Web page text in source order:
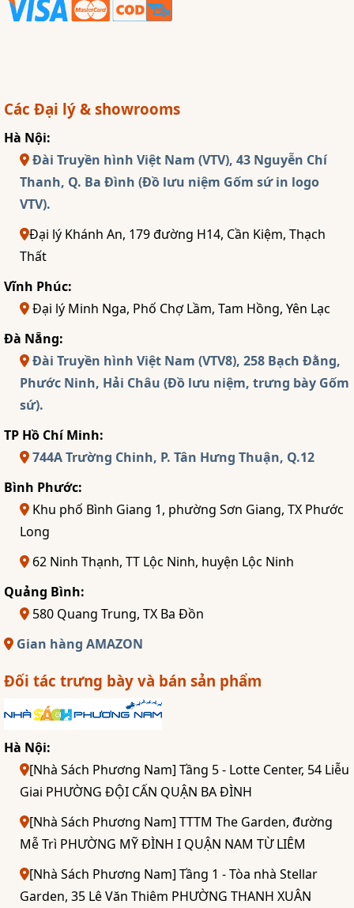
Các Đại lý & showrooms
Hà Nội:
Đài Truyền hình Việt Nam (VTV), 43 Nguyễn Chí
Thanh, Q. Ba Đình (Đồ lưu niệm Gốm sứ in logo
VTV).
Đại lý Khánh An, 179 đường H14, Cần Kiệm, Thạch
Thất
Vĩnh Phúc:
Đại lý Minh Nga, Phố Chợ Lầm, Tam Hồng, Yên Lạc
Đà Nẵng:
Đài Truyền hình Việt Nam (VTV8), 258 Bạch Đằng,
Phước Ninh, Hải Châu (Đồ lưu niệm, trưng bày Gốm
sứ).
TP Hồ Chí Minh:
744A Trường Chinh, P. Tân Hưng Thuận, Q.12
Bình Phước:
Khu phố Bình Giang 1, phường Sơn Giang, TX Phước
Long
62 Ninh Thạnh, TT Lộc Ninh, huyện Lộc Ninh
Quảng Bình:
580 Quang Trung, TX Ba Đồn
Gian hàng AMAZON
Đối tác trưng bày và bán sản phẩm
Hà Nội:
[Nhà Sách Phương Nam] Tầng 5 - Lotte Center, 54 Liễu
Giai PHƯỜNG ĐỘI CẤN QUẬN BA ĐÌNH
[Nhà Sách Phương Nam] TTTM The Garden, đường
Mễ Trì PHƯỜNG MỸ ĐÌNH I QUẬN NAM TỪ LIÊM
[Nhà Sách Phương Nam] Tầng 1 - Tòa nhà Stellar
Garden, 35 Lê Văn Thiêm PHƯỜNG THANH XUÂN